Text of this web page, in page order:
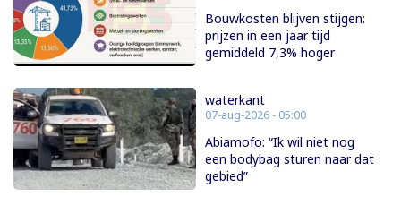
Bouwkosten blijven stijgen:
prijzen in een jaar tijd
gemiddeld 7,3% hoger
waterkant
07-aug-2026 - 05:00
Abiamofo: “Ik wil niet nog
een bodybag sturen naar dat
gebied”